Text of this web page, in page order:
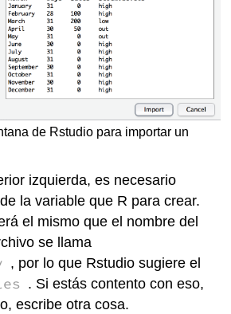
de Rstudio para importar un
izquierda, es necesario
la variable que R para crear.
el mismo que el nombre del
se llama
, por lo que Rstudio sugiere el
. Si estás contento con eso,
escribe otra cosa.